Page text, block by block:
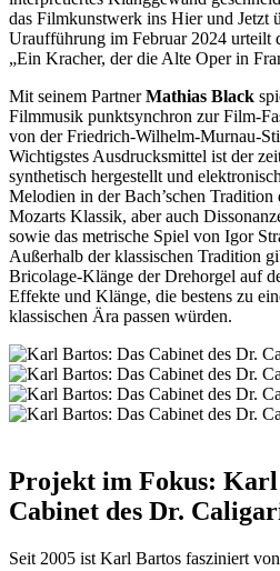
das Filmkunstwerk ins Hier und Jetzt
Uraufführung im Februar 2024 urteilt
„Ein Kracher, der die Alte Oper in
Mit seinem PartnerMathias Black
Filmmusik punktsynchron zur Film-
von der Friedrich-Wilhelm-Murnau-
Wichtigstes Ausdrucksmittel ist der
synthetisch hergestellt und
Melodien in der Bach’schen Tradition
Mozarts Klassik, aber auch
sowie das metrische Spiel von Igor
Außerhalb der klassischen Tradition
Bricolage-Klänge der Drehorgel auf
Effekte und Klänge, die bestens zu
klassischen Ära passen würden.
Projekt im Fokus: Karl
Cabinet des Dr.
Seit 2005 ist Karl Bartos fasziniert